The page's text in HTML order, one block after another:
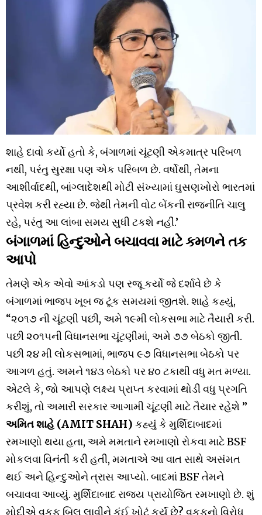
શાહે દાવો કર્યો હતો કે, બંગાળમાં ચૂંટણી એકમાત્ર પરિબળ
નથી, પરંતુ સુરક્ષા પણ એક પરિબળ છે. વર્ષોથી, તેમના
આશીર્વાદથી, બાંગ્લાદેશથી મોટી સંખ્યામાં ઘુસણખોરો ભારતમાં
પ્રવેશ કરી રહ્યા છે. જેથી તેમની વોટ બેંકની રાજનીતિ ચાલુ
રહે, પરંતુ આ લાંબા સમય સુધી ટકશે નહીં.’
બંગાળમાં હિન્દુઓને બચાવવા માટે કમળને તક
આપો
તેમણે એક એવો આંકડો પણ રજૂ કર્યો જે દર્શાવે છે કે
બંગાળમાં ભાજપ ખૂબ જ ટૂંક સમયમાં જીતશે. શાહે કહ્યું,
“૨૦૧૭ ની ચૂંટણી પછી, અમે ૧૯મી લોકસભા માટે તૈયારી કરી.
પછી ૨૦૧૫ની વિધાનસભા ચૂંટણીમાં, અમે ૭૭ બેઠકો જીતી.
પછી ૨૪ મી લોકસભામાં, ભાજપ ૯૭ વિધાનસભા બેઠકો પર
આગળ હતું. અમને ૧૪૩ બેઠકો પર ૪૦ ટકાથી વધુ મત મળ્યા.
એટલે કે, જો આપણે લક્ષ્ય પ્રાપ્ત કરવામાં થોડી વધુ પ્રગતિ
કરીશું, તો અમારી સરકાર આગામી ચૂંટણી માટે તૈયાર રહેશે ”
અમિત શાહે (AMIT SHAH) કહ્યું કે મુર્શિદાબાદમાં
રમખાણો થયા હતા, અમે મમતાને રમખાણો રોકવા માટે BSF
મોકલવા વિનંતી કરી હતી, મમતાએ આ વાત સાથે અસંમત
થઈ અને હિન્દુઓને ત્રાસ આપ્યો. બાદમાં BSF તેમને
બચાવવા આવ્યું. મુર્શિદાબાદ રાજ્ય પ્રાયોજિત રમખાણો છે. શું
મોદીએ વકફ બિલ લાવીને કંઈ ખોટું કર્યું છે? વકફનો વિરોધ